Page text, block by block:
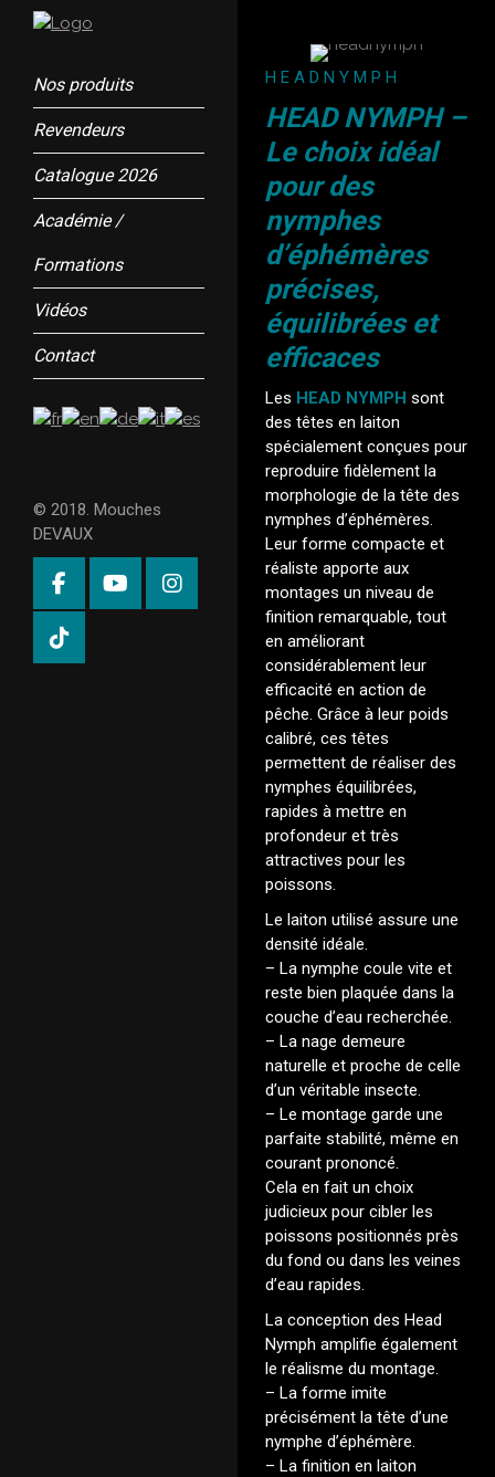
Nos produits
Revendeurs
Catalogue 2026
Académie /
Formations
Vidéos
Contact
© 2018. Mouches
DEVAUX
HEADNYMPH
HEAD NYMPH –
Le choix idéal
pour des
nymphes
d’éphémères
précises,
équilibrées et
efficaces
Les HEAD NYMPH sont
des têtes en laiton
spécialement conçues pour
reproduire fidèlement la
morphologie de la tête des
nymphes d’éphémères.
Leur forme compacte et
réaliste apporte aux
montages un niveau de
finition remarquable, tout
en améliorant
considérablement leur
efficacité en action de
pêche. Grâce à leur poids
calibré, ces têtes
permettent de réaliser des
nymphes équilibrées,
rapides à mettre en
profondeur et très
attractives pour les
poissons.
Le laiton utilisé assure une
densité idéale.
– La nymphe coule vite et
reste bien plaquée dans la
couche d’eau recherchée.
– La nage demeure
naturelle et proche de celle
d’un véritable insecte.
– Le montage garde une
parfaite stabilité, même en
courant prononcé.
Cela en fait un choix
judicieux pour cibler les
poissons positionnés près
du fond ou dans les veines
d’eau rapides.
La conception des Head
Nymph amplifie également
le réalisme du montage.
– La forme imite
précisément la tête d’une
nymphe d’éphémère.
– La finition en laiton